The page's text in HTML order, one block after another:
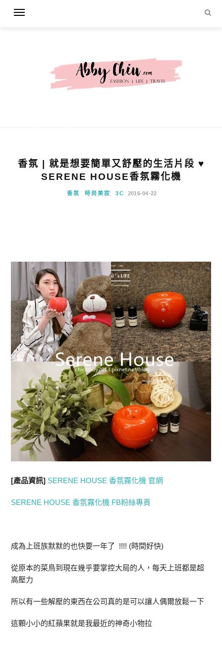
香氛 | 就是想要簡單又舒壓的生活片段 ♥
SERENE HOUSE香氛霧化機
香氛 時尚美妝 3C 2016-04-22
[產品資訊] SERENE HOUSE 香氛霧化機 官網
SERENE HOUSE 香氛霧化機 FB粉絲專頁
成為上班族默默的也快要一年了 !!!! (時間好快)
從原本的菜鳥到現在幾乎要掌控大局的人，每天上班都是超
高壓力
所以有一些解壓的東西在公司真的是可以讓人偶爾放鬆一下
這顆小小的紅蘋果就是我最近的神奇小物拉